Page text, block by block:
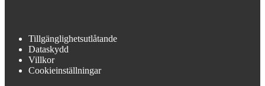
Tillgänglighetsutlåtande
Dataskydd
Villkor
Cookieinställningar